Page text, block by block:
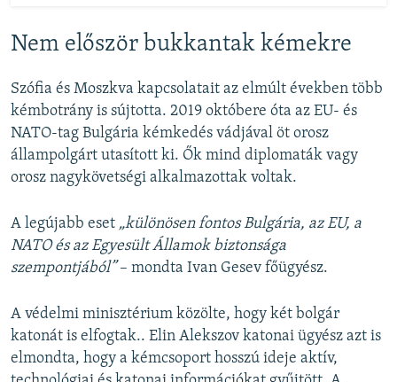
Nem először bukkantak kémekre
Szófia és Moszkva kapcsolatait az elmúlt években több
kémbotrány is sújtotta. 2019 októbere óta az EU- és
NATO-tag Bulgária kémkedés vádjával öt orosz
állampolgárt utasított ki. Ők mind diplomaták vagy
orosz nagykövetségi alkalmazottak voltak.
A legújabb eset „különösen fontos Bulgária, az EU, a
NATO és az Egyesült Államok biztonsága
szempontjából”– mondta Ivan Gesev főügyész.
A védelmi minisztérium közölte, hogy két bolgár
katonát is elfogtak.. Elin Alekszov katonai ügyész azt is
elmondta, hogy a kémcsoport hosszú ideje aktív,